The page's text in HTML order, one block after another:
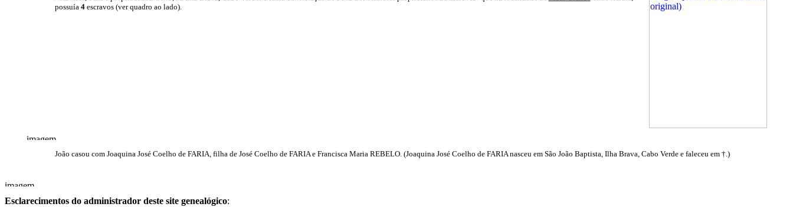
possuía 4escravos (ver quadro ao lado).
João casou com Joaquina José Coelho de FARIA, filha de José Coelho de FARIA e Francisca Maria REBELO. (Joaquina José Coelho de FARIA nasceu em São João Baptista, Ilha Brava, Cabo Verde e faleceu em †.)
Esclarecimentos do administrador deste site genealógico: